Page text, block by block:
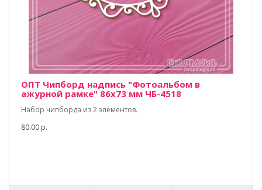
ОПТ Чипборд надпись "Фотоальбом в
ажурной рамке" 86х73 мм ЧБ-4518
Набор чипборда из 2 элементов.
80.00 р.